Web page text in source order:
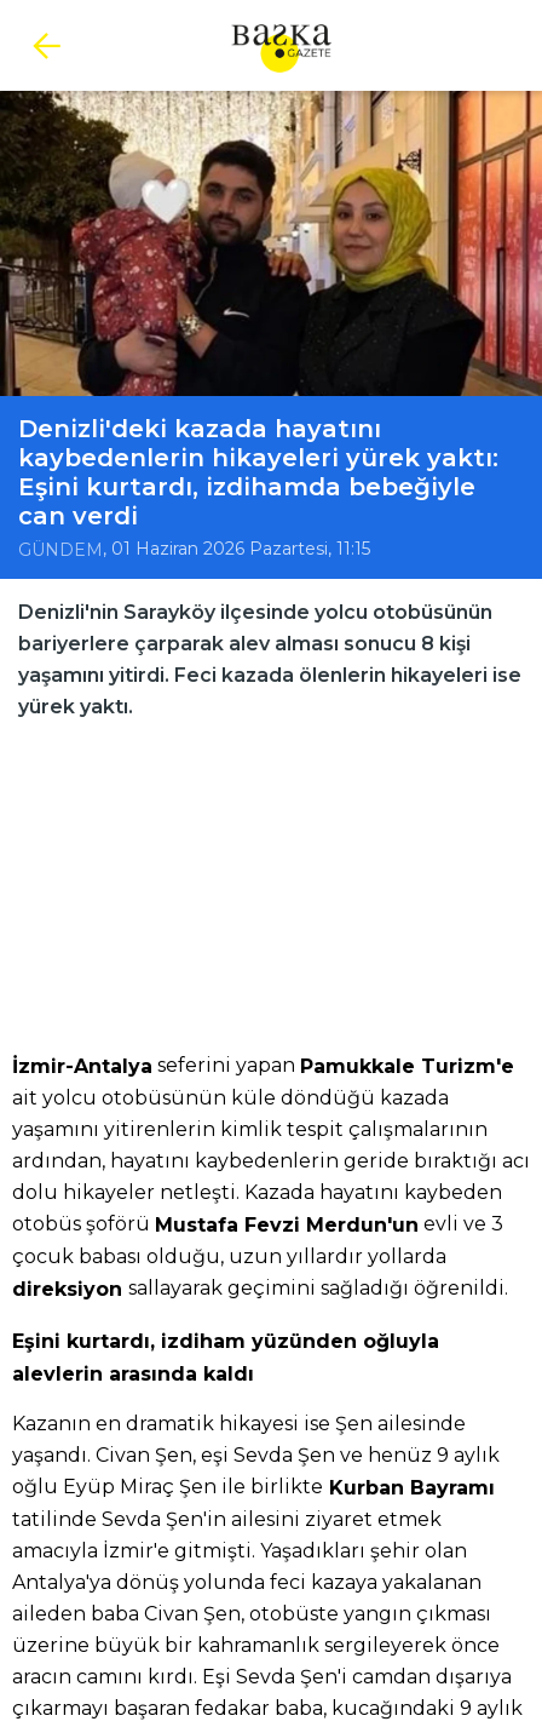
Denizli'deki kazada hayatını
kaybedenlerin hikayeleri yürek yaktı:
Eşini kurtardı, izdihamda bebeğiyle
can verdi
GÜNDEM , 01 Haziran 2026 Pazartesi, 11:15
Denizli'nin Sarayköy ilçesinde yolcu otobüsünün
bariyerlere çarparak alev alması sonucu 8 kişi
yaşamını yitirdi. Feci kazada ölenlerin hikayeleri ise
yürek yaktı.
İzmir-Antalya seferini yapan Pamukkale Turizm'e
ait yolcu otobüsünün küle döndüğü kazada
yaşamını yitirenlerin kimlik tespit çalışmalarının
ardından, hayatını kaybedenlerin geride bıraktığı acı
dolu hikayeler netleşti. Kazada hayatını kaybeden
otobüs şoförü Mustafa Fevzi Merdun'un evli ve 3
çocuk babası olduğu, uzun yıllardır yollarda
direksiyon sallayarak geçimini sağladığı öğrenildi.
Eşini kurtardı, izdiham yüzünden oğluyla
alevlerin arasında kaldı
Kazanın en dramatik hikayesi ise Şen ailesinde
yaşandı. Civan Şen, eşi Sevda Şen ve henüz 9 aylık
oğlu Eyüp Miraç Şen ile birlikte Kurban Bayramı
tatilinde Sevda Şen'in ailesini ziyaret etmek
amacıyla İzmir'e gitmişti. Yaşadıkları şehir olan
Antalya'ya dönüş yolunda feci kazaya yakalanan
aileden baba Civan Şen, otobüste yangın çıkması
üzerine büyük bir kahramanlık sergileyerek önce
aracın camını kırdı. Eşi Sevda Şen'i camdan dışarıya
çıkarmayı başaran fedakar baba, kucağındaki 9 aylık